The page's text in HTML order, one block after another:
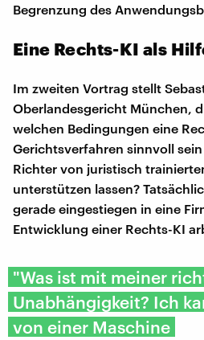
Begrenzung des
Eine Rechts-KI als
Im zweiten Vortrag stellt
Oberlandesgericht München,
welchen Bedingungen eine
Gerichtsverfahren sinnvoll
Richter von juristisch
unterstützen lassen?
gerade eingestiegen in eine
Entwicklung einer Rechts-KI
"Was ist mit meiner
Unabhängigkeit? Ich
von einer Maschine